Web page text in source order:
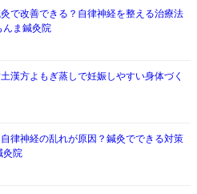
で改善できる？自律神経を整える治療法
んま鍼灸院
漢方よもぎ蒸しで妊娠しやすい身体づく
律神経の乱れが原因？鍼灸でできる対策
灸院